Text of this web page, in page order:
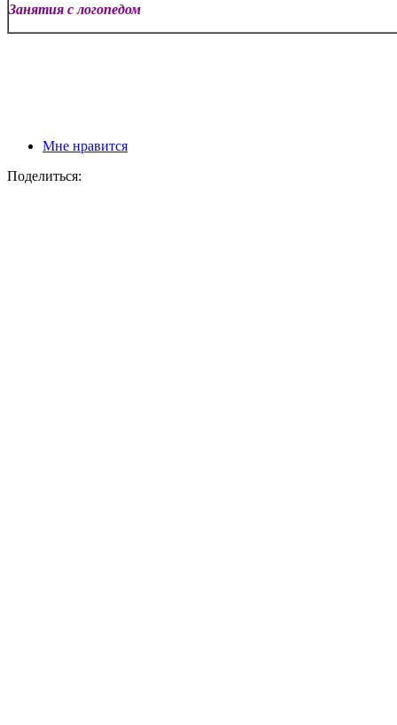
Занятия с логопедом
Мне нравится
Поделиться: